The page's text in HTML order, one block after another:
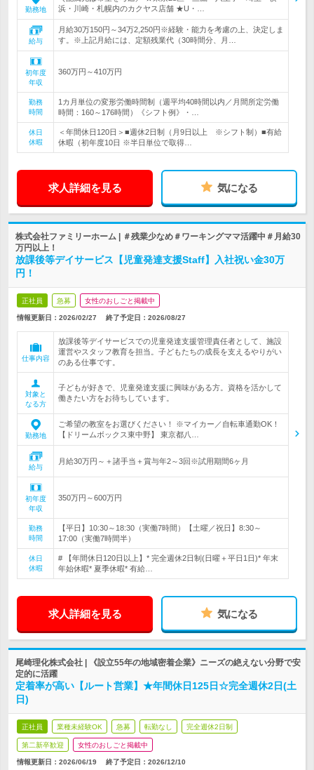
勤務地
浜・川崎・札幌内のカクヤス店舗 ★U・…
給与
月給30万150円～34万2,250円※経験・能力を考慮の上、決定しま
す。※上記月給には、定額残業代（30時間分、月…
初年度
年収
360万円～410万円
勤務
時間
1カ月単位の変形労働時間制（週平均40時間以内／月間所定労働
時間：160～176時間）《シフト例》・…
休日
休暇
＜年間休日120日＞■週休2日制（月9日以上 ※シフト制）■有給
休暇（初年度10日 ※半日単位で取得…
求人詳細を見る 気になる
株式会社ファミリーホーム | ＃残業少なめ＃ワーキングママ活躍中＃月給30
万円以上！
放課後等デイサービス【児童発達支援Staff】入社祝い金30万
円！
正社員 急募 女性のおしごと掲載中
情報更新日：2026/02/27 終了予定日： 2026/08/27
仕事内容
放課後等デイサービスでの児童発達支援管理責任者として、施設
運営やスタッフ教育を担当。子どもたちの成長を支えるやりがい
のある仕事です。
対象と
なる方
子どもが好きで、児童発達支援に興味がある方。資格を活かして
働きたい方をお待ちしています。
勤務地
ご希望の教室をお選びください！ ※マイカー／自転車通勤OK！
【ドリームボックス東中野】 東京都八…
給与
月給30万円～＋諸手当＋賞与年2～3回※試用期間6ヶ月
初年度
年収
350万円～600万円
勤務
時間
【平日】10:30～18:30（実働7時間）【土曜／祝日】8:30～
17:00（実働7時間半）
休日
休暇
# 【年間休日120日以上】* 完全週休2日制(日曜＋平日1日)* 年末
年始休暇* 夏季休暇* 有給…
求人詳細を見る 気になる
尾崎理化株式会社 | 《設立55年の地域密着企業》ニーズの絶えない分野で安
定的に活躍
定着率が高い【ルート営業】★年間休日125日☆完全週休2日(土
日)
正社員 業種未経験OK 急募 転勤なし 完全週休2日制
第二新卒歓迎 女性のおしごと掲載中
情報更新日：2026/06/19 終了予定日： 2026/12/10